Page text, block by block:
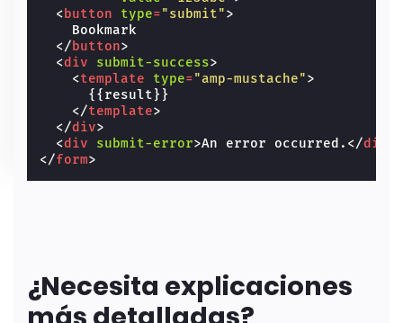
<button type="submit">
    Bookmark
</button>
<div submit-success>
<template type="amp-mustache">
      {{result}}
</template>
</div>
<div submit-error>An error occurred. </div
</form>
¿Necesita explicaciones